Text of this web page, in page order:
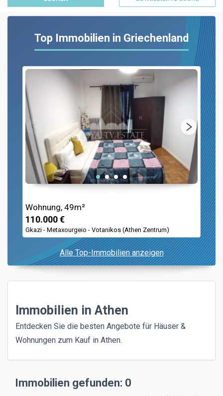
Top Immobilien in Griechenland
Wohnung, 49m²
110.000 €
Gkazi - Metaxourgeio - Votanikos (Athen Zentrum)
Alle Top-Immobilien anzeigen
Immobilien in Athen
Entdecken Sie die besten Angebote für Häuser &
Wohnungen zum Kauf in Athen.
Immobilien gefunden: 0